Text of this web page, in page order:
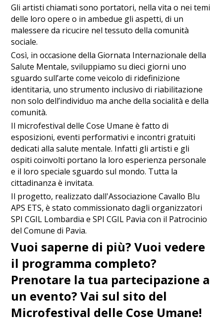
Gli artisti chiamati sono portatori, nella vita o nei temi
delle loro opere o in ambedue gli aspetti, di un
malessere da ricucire nel tessuto della comunità
sociale.
Così, in occasione della Giornata Internazionale della
Salute Mentale, sviluppiamo su dieci giorni uno
sguardo sull’arte come veicolo di ridefinizione
identitaria, uno strumento inclusivo di riabilitazione
non solo dell’individuo ma anche della socialità e della
comunità.
Il microfestival delle Cose Umane è fatto di
esposizioni, eventi performativi e incontri gratuiti
dedicati alla salute mentale. Infatti gli artisti e gli
ospiti coinvolti portano la loro esperienza personale
e il loro speciale sguardo sul mondo. Tutta la
cittadinanza è invitata.
Il progetto, realizzato dall'Associazione Cavallo Blu
APS ETS, è stato commissionato dagli organizzatori
SPI CGIL Lombardia e SPI CGIL Pavia con il Patrocinio
del Comune di Pavia.
Vuoi saperne di più? Vuoi vedere
il programma completo?
Prenotare la tua partecipazione a
un evento? Vai sul sito del
Microfestival delle Cose Umane!